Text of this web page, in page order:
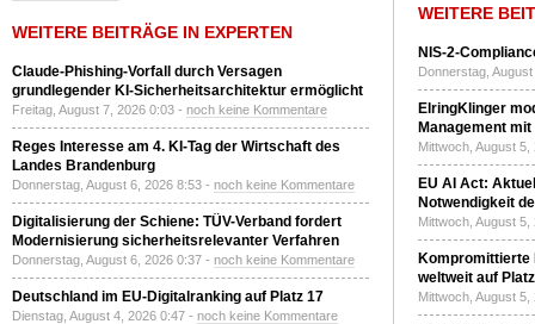
WEITERE BEITRÄGE IN EXPERTEN
Claude-Phishing-Vorfall durch Versagen
grundlegender KI-Sicherheitsarchitektur ermöglicht
Freitag, August 7, 2026 0:03 - noch keine Kommentare
Reges Interesse am 4. KI-Tag der Wirtschaft des
Landes Brandenburg
Donnerstag, August 6, 2026 8:53 - noch keine Kommentare
Digitalisierung der Schiene: TÜV-Verband fordert
Modernisierung sicherheitsrelevanter Verfahren
Donnerstag, August 6, 2026 0:37 - noch keine Kommentare
Deutschland im EU-Digitalranking auf Platz 17
Dienstag, August 4, 2026 0:47 - noch keine Kommentare
WEITERE
NIS-2-
Donnerstag,
ElringKlinger
Management
Mittwoch, August
EU AI Act:
Notwendigkeit
Mittwoch, August
Kompromittierte
weltweit auf
Mittwoch, August